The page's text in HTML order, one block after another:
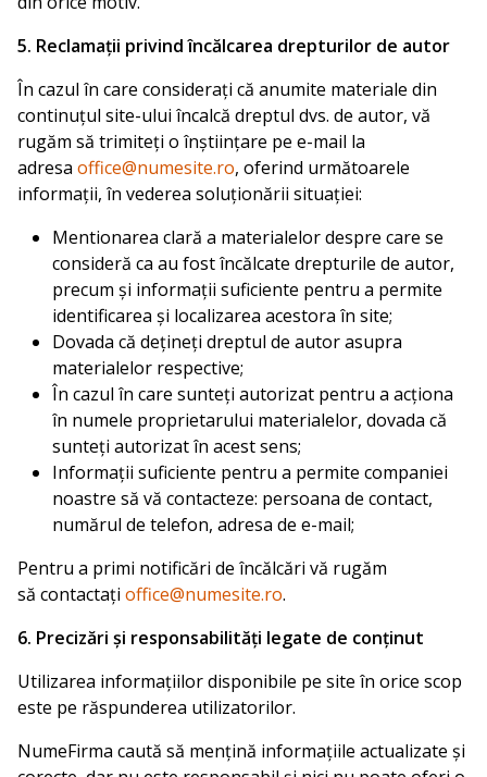
5. Reclamații privind încălcarea drepturilor de autor
În cazul în care considerați că anumite materiale din
continuțul site-ului încalcă dreptul dvs. de autor, vă
rugăm să trimiteți o înștiințare pe e-mail la
adresa office@numesite.ro, oferind următoarele
informații, în vederea soluționării situației:
Mentionarea clară a materialelor despre care se
consideră ca au fost încălcate drepturile de autor,
precum și informații suficiente pentru a permite
identificarea și localizarea acestora în site;
Dovada că dețineți dreptul de autor asupra
materialelor respective;
În cazul în care sunteți autorizat pentru a acționa
în numele proprietarului materialelor, dovada că
sunteți autorizat în acest sens;
Informații suficiente pentru a permite companiei
noastre să vă contacteze: persoana de contact,
numărul de telefon, adresa de e-mail;
Pentru a primi notificări de încălcări vă rugăm
să contactați office@numesite.ro.
6. Precizări și responsabilități legate de conținut
Utilizarea informațiilor disponibile pe site în orice scop
este pe răspunderea utilizatorilor.
NumeFirma caută să mențină informațiile actualizate și